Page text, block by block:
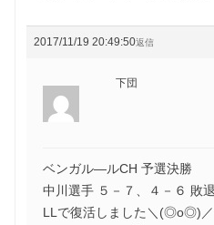
2017/11/19 20:49:50返信
下団
ベンガル―ルCH 予選決勝
中川選手 ５－７、４－６ 敗
LLで復活しました＼(◎o◎)